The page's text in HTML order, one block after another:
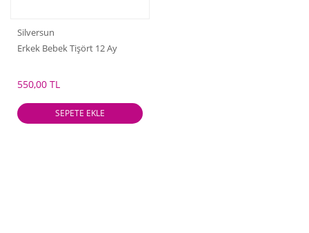
Silversun
Erkek Bebek Tişört 12 Ay
550,00 TL
SEPETE EKLE